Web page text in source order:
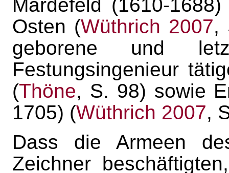
Mardefeld (1610-1688)
Osten (Wüthrich 2007,
geborene und
Festungsingenieur
(Thöne, S. 98) sowie
1705) (Wüthrich 2007,
Dass die Armeen
Zeichner